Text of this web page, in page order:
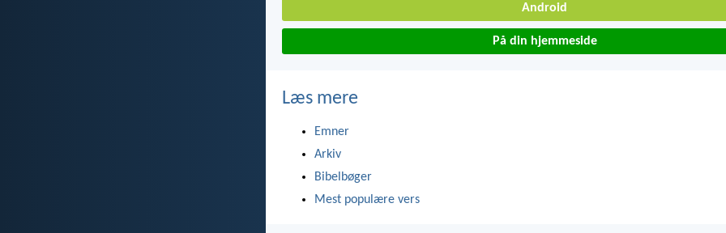
Android
På din hjemmeside
Læs mere
Emner
Arkiv
Bibelbøger
Mest populære vers